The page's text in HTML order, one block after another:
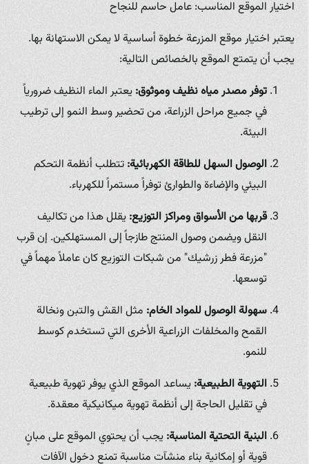
اختيار الموقع المناسب: عامل حاسم للنجاح
يعتبر اختيار موقع المزرعة خطوة أساسية لا يمكن الاستهانة بها.
يجب أن يتمتع الموقع بالخصائص التالية:
توفر مصدر مياه نظيف وموثوق:يعتبر الماء النظيف ضرورياً
في جميع مراحل الزراعة، من تحضير وسط النمو إلى ترطيب
البيئة.
الوصول السهل للطاقة الكهربائية:تتطلب أنظمة التحكم
البيئي والإضاءة والطوارئ توفراً مستمراً للكهرباء.
قربها من الأسواق ومراكز التوزيع:يقلل هذا من تكاليف
النقل ويضمن وصول المنتج طازجاً إلى المستهلكين. إن قرب
"مزرعة فطر زرشيك" من شبكات التوزيع كان عاملاً مهماً في
توسعها.
سهولة الوصول للمواد الخام:مثل القش والتبن ونخالة
القمح والمخلفات الزراعية الأخرى التي تستخدم كوسط
للنمو.
التهوية الطبيعية:يساعد الموقع الذي يوفر تهوية طبيعية
في تقليل الحاجة إلى أنظمة تهوية ميكانيكية معقدة.
البنية التحتية المناسبة:يجب أن يحتوي الموقع على مبانٍ
قوية أو إمكانية بناء منشآت مناسبة تمنع دخول الآفات